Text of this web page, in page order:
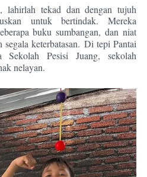
lahirlah tekad dan dengan tujuh
untuk bertindak. Mereka
buku sumbangan, dan niat
keterbatasan. Di tepi Pantai
Sekolah Pesisi Juang, sekolah
nelayan.